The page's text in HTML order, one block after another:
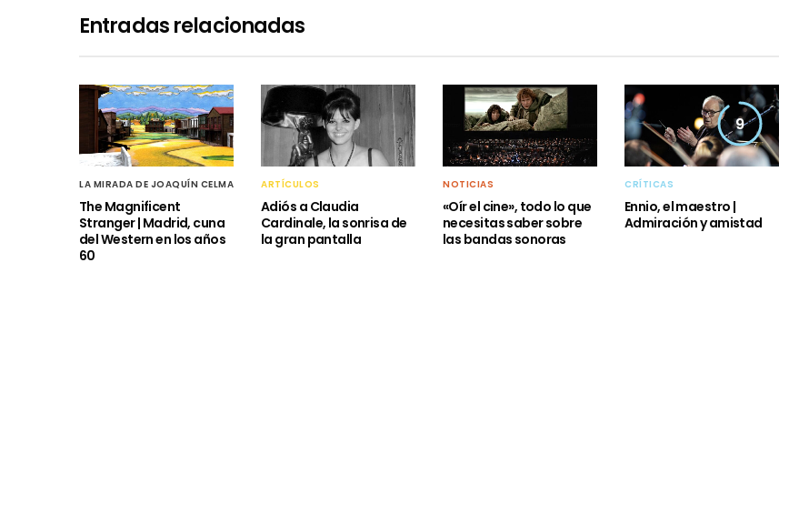
Entradas relacionadas
LA MIRADA DE JOAQUÍN CELMA
The Magnificent
Stranger | Madrid, cuna
del Western en los años
60
ARTÍCULOS
Adiós a Claudia
Cardinale, la sonrisa de
la gran pantalla
NOTICIAS
«Oír el cine», todo lo que
necesitas saber sobre
las bandas sonoras
9
CRÍTICAS
Ennio, el maestro |
Admiración y amistad